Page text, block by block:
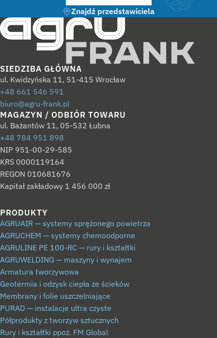
Znajdź przedstawiciela
SIEDZIBA GŁÓWNA
ul. Kwidzyńska 11, 51-415 Wrocław
+48 661 546 591
biuro@agru-frank.pl
MAGAZYN / ODBIÓR TOWARU
ul. Bażantów 11, 05-532 Łubna
+48 784 951 898
NIP 951-00-29-585
KRS 0000119164
REGON 010681676
Kapitał zakładowy 1 456 000 zł
PRODUKTY
AGRUAIR — systemy sprężonego powietrza
AGRUCHEM — systemy chemoodporne
AGRULINE PE 100-RC — rury i kształtki
AGRUWELDING — maszyny i wynajem
Armatura tworzywowa
Geotermia i odzysk ciepła ze ścieków
Membrany i folie uszczelniające
PURAD — instalacje ultra czyste
Półprodukty z tworzyw sztucznych
Rury i kształtki ppoż. FM Global